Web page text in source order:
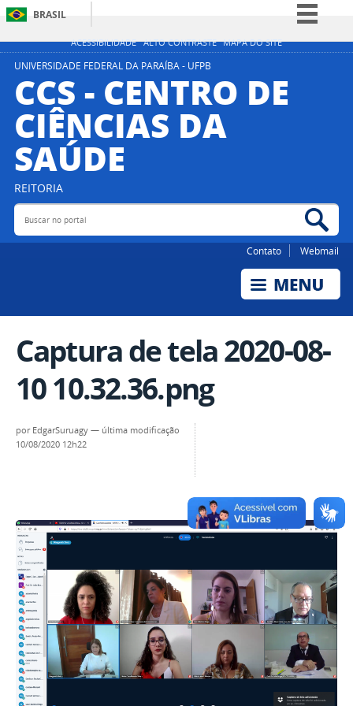
ACESSIBILIDADE ALTO CONTRASTE MAPA DO SITE
BRASIL
Simplifique!
Participe
Acesso à informação
Legislação
UNIVERSIDADE FEDERAL DA PARAÍBA - UFPB
CCS - CENTRO DE
CIÊNCIAS DA
SAÚDE
REITORIA
Buscar no portal
Contato Webmail
Captura de tela 2020-08-
10 10.32.36.png
por EdgarSuruagy — última modificação
10/08/2020 12h22